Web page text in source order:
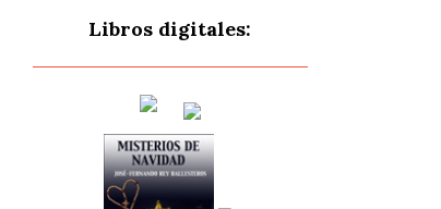
Libros digitales: